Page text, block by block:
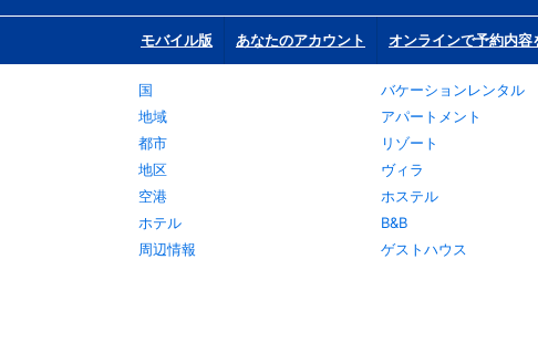
モバイル版 あなたのアカウント オンラインで予約内容
国
地域
都市
地区
空港
ホテル
周辺情報
バケーションレンタル
アパートメント
リゾート
ヴィラ
ホステル
B&B
ゲストハウス